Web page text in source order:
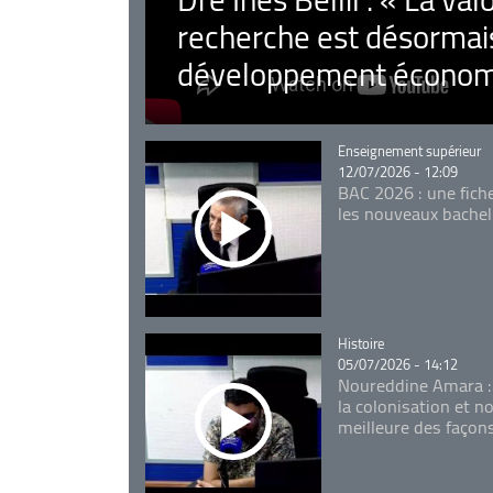
recherche est
développement
Catégorie
Enseignement supérieur
12/07/2026 - 12:09
BAC 2026 : une
les nouveaux
Catégorie
Histoire
05/07/2026 - 14:12
Noureddine Amara
la colonisation et
meilleure des